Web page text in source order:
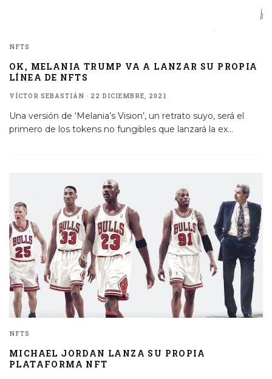
NFTS
OK, MELANIA TRUMP VA A LANZAR SU PROPIA
LÍNEA DE NFTS
VÍCTOR SEBASTIÁN · 22 DICIEMBRE, 2021
Una versión de ‘Melania’s Vision’, un retrato suyo, será el
primero de los tokens no fungibles que lanzará la ex...
NFTS
MICHAEL JORDAN LANZA SU PROPIA
PLATAFORMA NFT